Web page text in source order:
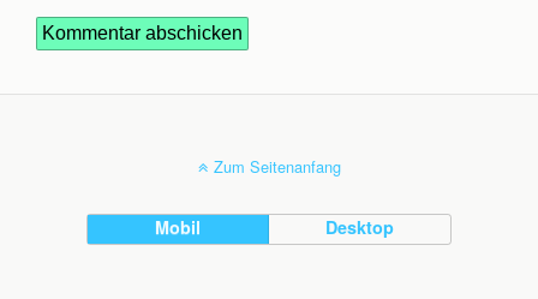
Zum Seitenanfang
Mobil Desktop